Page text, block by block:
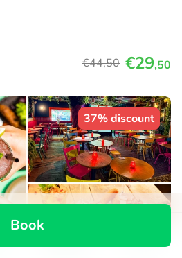
Book
€44,50 €29,50
37% discount